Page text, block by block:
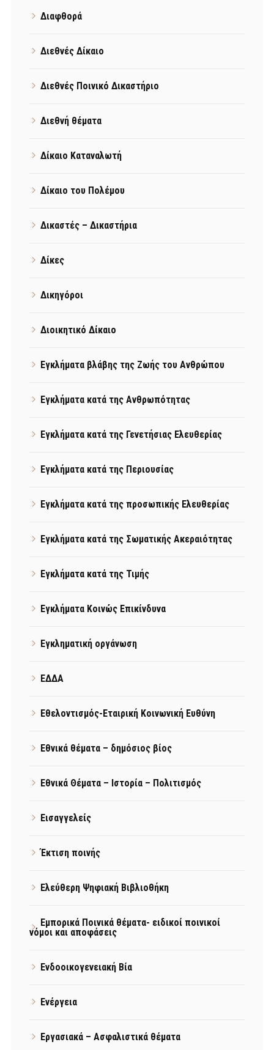
Διαφθορά
Διεθνές Δίκαιο
Διεθνές Ποινικό Δικαστήριο
Διεθνή θέματα
Δίκαιο Καταναλωτή
Δίκαιο του Πολέμου
Δικαστές – Δικαστήρια
Δίκες
Δικηγόροι
Διοικητικό Δίκαιο
Εγκλήματα βλάβης της Ζωής του Ανθρώπου
Εγκλήματα κατά της Ανθρωπότητας
Εγκλήματα κατά της Γενετήσιας Ελευθερίας
Εγκλήματα κατά της Περιουσίας
Εγκλήματα κατά της προσωπικής Ελευθερίας
Εγκλήματα κατά της Σωματικής Ακεραιότητας
Εγκλήματα κατά της Τιμής
Εγκλήματα Κοινώς Επικίνδυνα
Εγκληματική οργάνωση
ΕΔΔΑ
Εθελοντισμός-Εταιρική Κοινωνική Ευθύνη
Εθνικά θέματα – δημόσιος βίος
Εθνικά Θέματα – Ιστορία – Πολιτισμός
Εισαγγελείς
Έκτιση ποινής
Ελεύθερη Ψηφιακή Βιβλιοθήκη
Εμπορικά Ποινικά θέματα- ειδικοί ποινικοί
νόμοι και αποφάσεις
Ενδοοικογενειακή Βία
Ενέργεια
Εργασιακά – Ασφαλιστικά θέματα